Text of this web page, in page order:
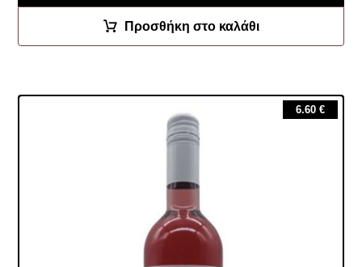
Προσθήκη στο καλάθι
6.60 €